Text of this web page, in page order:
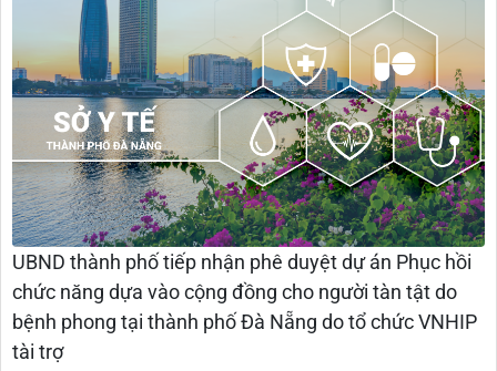
UBND thành phố tiếp nhận phê duyệt dự án Phục hồi
chức năng dựa vào cộng đồng cho người tàn tật do
bệnh phong tại thành phố Đà Nẵng do tổ chức VNHIP
tài trợ